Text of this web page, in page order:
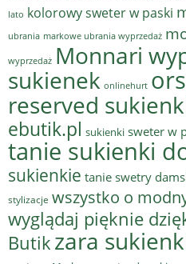
lato kolorowy sweter w paski
ubrania markowe ubrania wyprzedaż
wyprzedaż Monnari
sukienek onlinehurt
reserved
ebutik.pl sukienki sweter w
tanie sukienki
sukienkie tanie swetry
stylizacje wszystko o
wyglądaj pięknie
Butik zara